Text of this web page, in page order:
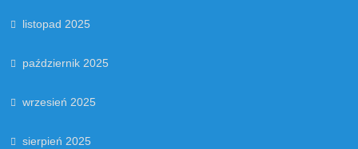
listopad 2025
październik 2025
wrzesień 2025
sierpień 2025